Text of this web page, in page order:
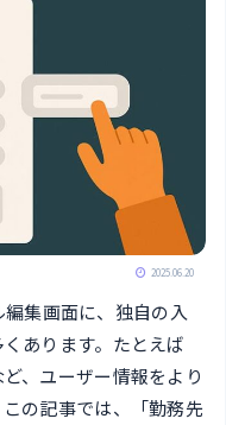
2025.06.20
集画面に、独自の入
あります。たとえば
、ユーザー情報をより
の記事では、「勤務先